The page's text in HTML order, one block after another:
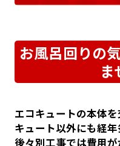
お風呂回りの
ま
エコキュートの本体
キュート以外にも経年
後々別工事では費用